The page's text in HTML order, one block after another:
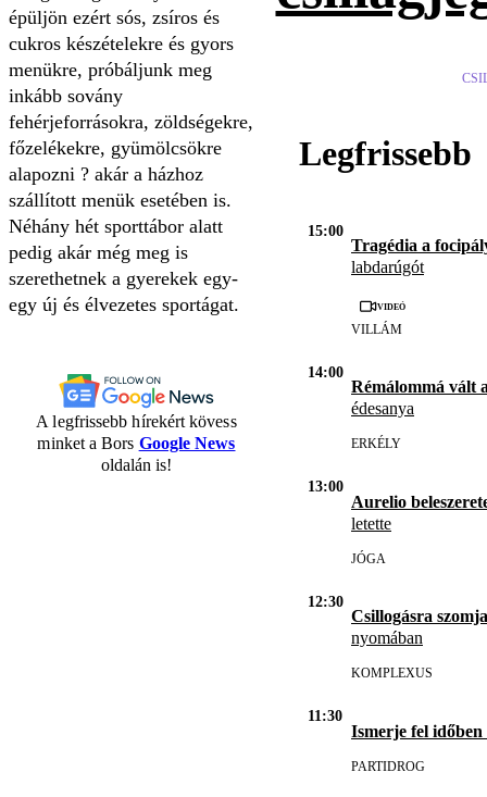
épüljön ezért sós, zsíros és
cukros készételekre és gyors
menükre, próbáljunk meg
inkább sovány
fehérjeforrásokra, zöldségekre,
főzelékekre, gyümölcsökre
alapozni ? akár a házhoz
szállított menük esetében is.
Néhány hét sporttábor alatt
pedig akár még meg is
szerethetnek a gyerekek egy-
egy új és élvezetes sportágat.
A legfrissebb hírekért kövess
minket a Bors Google News
oldalán is!
Legfrissebb
15:00
Tragédia a
labdarúgót
Videó
VILLÁM
14:00
Rémálommá vált
édesanya
ERKÉLY
13:00
Aurelio
letette
JÓGA
12:30
Csillogásra
nyomában
KOMPLEXUS
11:30
Ismerje fel időben
PARTIDROG